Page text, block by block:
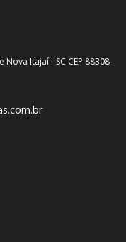
Itajaí - SC CEP 88308-